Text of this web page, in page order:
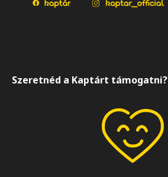
Szeretnéd a Kaptárt támogatni?